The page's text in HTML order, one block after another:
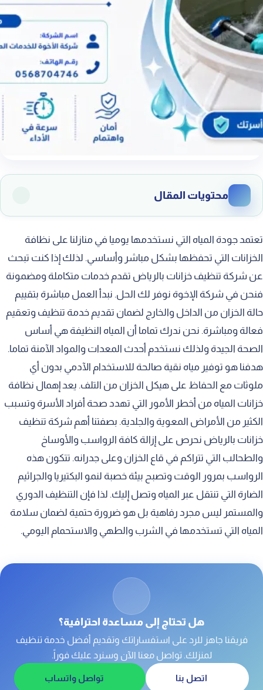
محتويات المقال
الوقاية من الأمراض المنقولة عبر المياه
الحفاظ على جودة طعم ولون المياه
حماية شبكة السباكة من الانسداد والتلف
خطوات العمل في شركة تنظيف خزانات بالرياض
تفريغ المياه وسحب الشوائب الكبيرة
التنظيف اليدوي والآلي للجدران والأرضيات
التعقيم الشامل باستخدام مواد آمنة
الشطف النهائي وإعادة تعبئة الخزان
أنواع الخزانات التي نتعامل معها
تنظيف الخزانات الأرضية الخرسانية
العناية بخزانات الألياف الزجاجية الفايبر جلاس
صيانة وتنظيف خزانات الصاج المجلفن
أهمية العزل المائي لخزانات المياه
استخدام العزل الإيبوكسي الآمن
العزل الحراري للخزانات العلوية
لماذا نحن أفضل شركة تنظيف خزانات بالرياض؟
فريق عمل خبير ومدرب بعناية
تعتمد جودة المياه التي نستخدمها يوميا في منازلنا على نظافة
الخزانات التي تحفظها بشكل مباشر وأساسي. لذلك إذا كنت تبحث
عن شركة تنظيف خزانات بالرياض تقدم خدمات متكاملة ومضمونة
فنحن في شركة الإخوة نوفر لك الحل. نبدأ العمل مباشرة بتقييم
حالة الخزان من الداخل والخارج لضمان تقديم خدمة تنظيف وتعقيم
فعالة ومباشرة. نحن ندرك تماما أن المياه النظيفة هي أساس
الصحة الجيدة ولذلك نستخدم أحدث المعدات والمواد الآمنة تماما.
هدفنا هو توفير مياه نقية صالحة للاستخدام الآدمي بدون أي
ملوثات مع الحفاظ على هيكل الخزان من التلف. يعد إهمال نظافة
خزانات المياه من أخطر الأمور التي تهدد صحة أفراد الأسرة وتسبب
الكثير من الأمراض المعوية والجلدية. بصفتنا أهم شركة تنظيف
خزانات بالرياض نحرص على إزالة كافة الرواسب والأوساخ
والطحالب التي تتراكم في قاع الخزان وعلى جدرانه. تتكون هذه
الرواسب بمرور الوقت وتصبح بيئة خصبة لنمو البكتيريا والجراثيم
الضارة التي تنتقل عبر المياه وتصل إليك. لذا فإن التنظيف الدوري
والمستمر ليس مجرد رفاهية بل هو ضرورة حتمية لضمان سلامة
المياه التي تستخدمها في الشرب والطهي والاستحمام اليومي.
هل تحتاج إلى مساعدة احترافية؟
فريقنا جاهز للرد على استفساراتك وتقديم أفضل خدمة تنظيف
لمنزلك. تواصل معنا الآن وسنرد عليك فوراً.
اتصل بنا تواصل واتساب